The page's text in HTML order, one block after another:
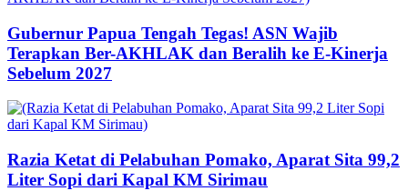
Gubernur Papua Tengah Tegas! ASN Wajib
Terapkan Ber-AKHLAK dan Beralih ke E-Kinerja
Sebelum 2027
Razia Ketat di Pelabuhan Pomako, Aparat Sita 99,2
Liter Sopi dari Kapal KM Sirimau